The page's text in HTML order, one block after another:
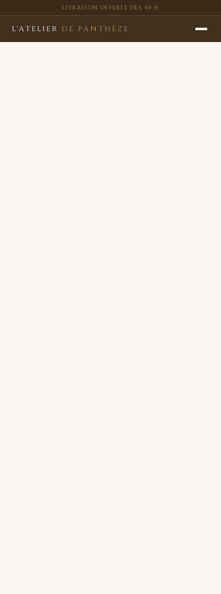
LIVRAISON OFFERTE DÈS 60 €
L'ATELIER DE PANTHÈZE